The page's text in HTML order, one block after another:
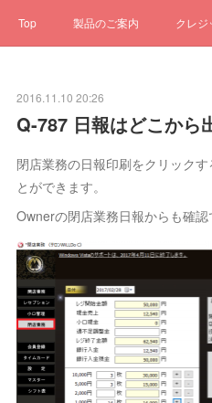
Top 製品のご案内 クレジ
2016.11.10 20:26
Q-787 日報はどこから
閉店業務の日報印刷をクリック
とができます。
Ownerの閉店業務日報からも確認